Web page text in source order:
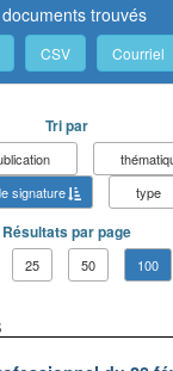
trouvés
CSV Courriel
Tri par
signature
type
Résultats par page
25 50 100